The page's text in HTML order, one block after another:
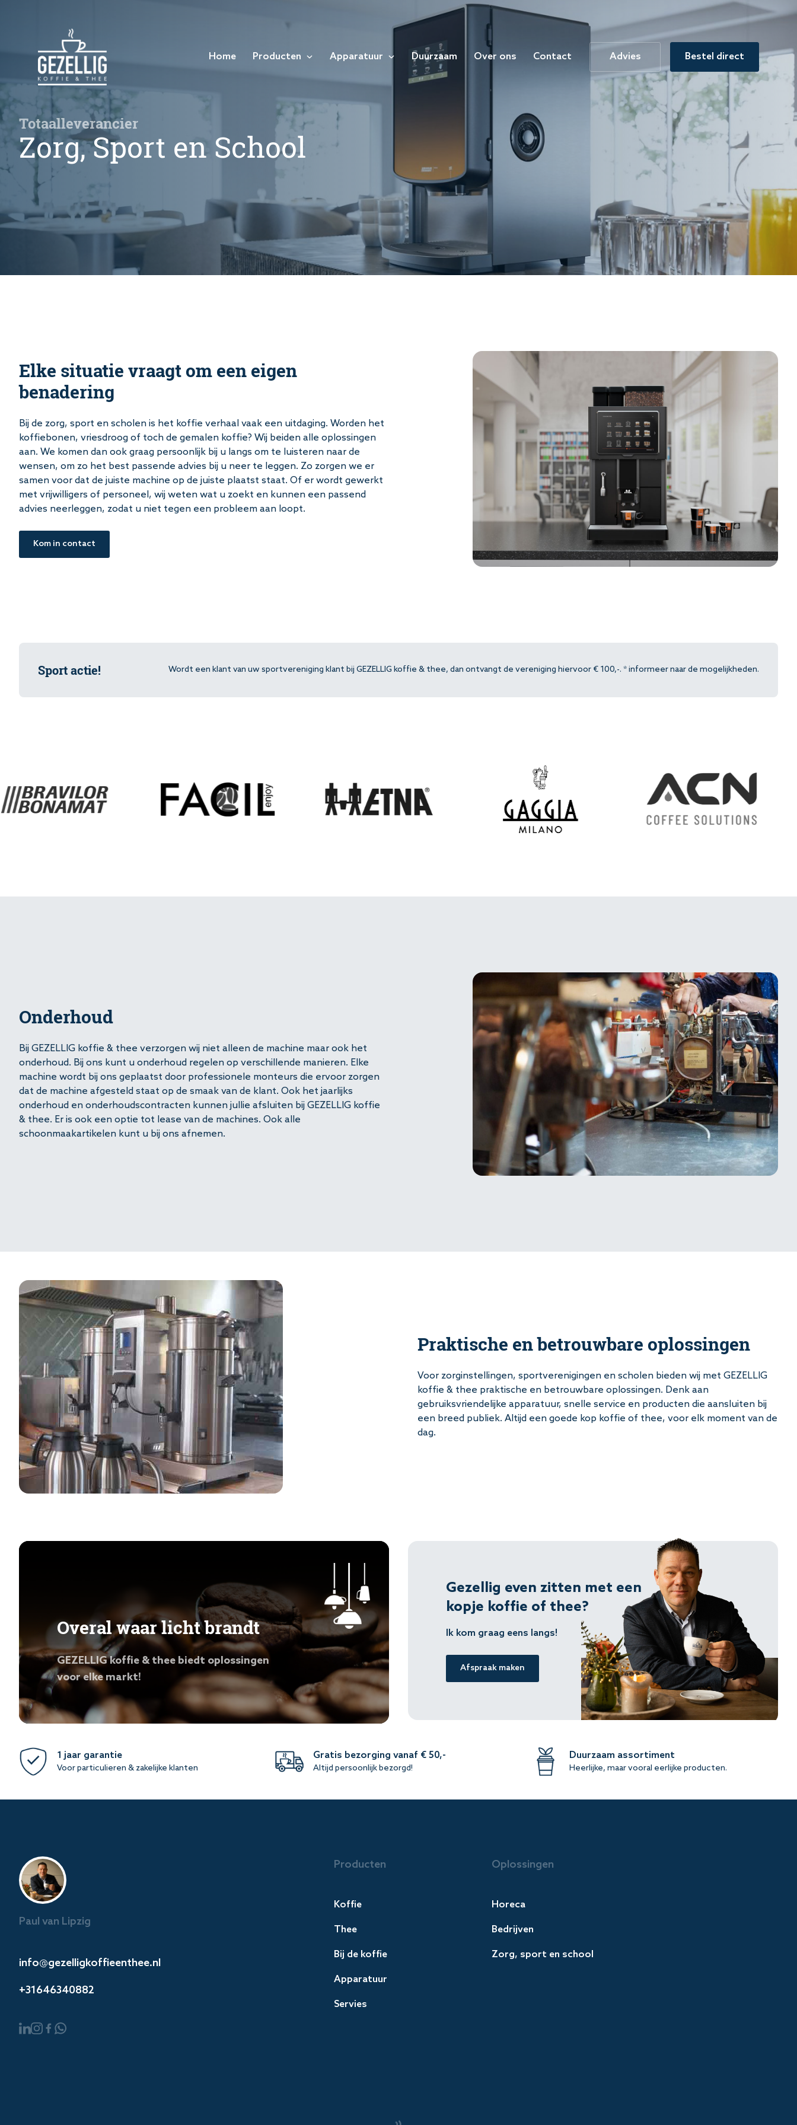
Home Producten Apparatuur Duurzaam Over ons Contact Advies Bestel direct
Totaalleverancier
Zorg, Sport en School
Elke situatie vraagt om een eigen
benadering
Bij de zorg, sport en scholen is het koffie verhaal vaak een uitdaging. Worden het
koffiebonen, vriesdroog of toch de gemalen koffie? Wij beiden alle oplossingen
aan. We komen dan ook graag persoonlijk bij u langs om te luisteren naar de
wensen, om zo het best passende advies bij u neer te leggen. Zo zorgen we er
samen voor dat de juiste machine op de juiste plaatst staat. Of er wordt gewerkt
met vrijwilligers of personeel, wij weten wat u zoekt en kunnen een passend
advies neerleggen, zodat u niet tegen een probleem aan loopt.
Kom in contact
Sport actie! Wordt een klant van uw sportvereniging klant bij GEZELLIG koffie & thee, dan ontvangt de vereniging hiervoor € 100,-. * informeer naar de mogelijkheden.
Onderhoud
Bij GEZELLIG koffie & thee verzorgen wij niet alleen de machine maar ook het
onderhoud. Bij ons kunt u onderhoud regelen op verschillende manieren. Elke
machine wordt bij ons geplaatst door professionele monteurs die ervoor zorgen
dat de machine afgesteld staat op de smaak van de klant. Ook het jaarlijks
onderhoud en onderhoudscontracten kunnen jullie afsluiten bij GEZELLIG koffie
& thee. Er is ook een optie tot lease van de machines. Ook alle
schoonmaakartikelen kunt u bij ons afnemen.
Praktische en betrouwbare oplossingen
Voor zorginstellingen, sportverenigingen en scholen bieden wij met GEZELLIG
koffie & thee praktische en betrouwbare oplossingen. Denk aan
gebruiksvriendelijke apparatuur, snelle service en producten die aansluiten bij
een breed publiek. Altijd een goede kop koffie of thee, voor elk moment van de
dag.
Overal waar licht brandt
GEZELLIG koffie & thee biedt oplossingen
voor elke markt!
Gezellig even zitten met een
kopje koffie of thee?
Ik kom graag eens langs!
Afspraak maken
1 jaar garantie
Voor particulieren & zakelijke klanten
Gratis bezorging vanaf € 50,-
Altijd persoonlijk bezorgd!
Duurzaam assortiment
Heerlijke, maar vooral eerlijke producten.
Paul van Lipzig
info@gezelligkoffieenthee.nl
+31646340882
Producten
Koffie
Thee
Bij de koffie
Apparatuur
Servies
Oplossingen
Horeca
Bedrijven
Zorg, sport en school
Vraag offerte aan